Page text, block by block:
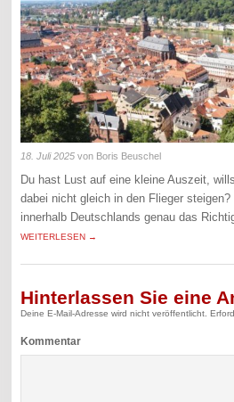
18. Juli 2025 von Boris Beuschel
Du hast Lust auf eine kleine Auszeit,
dabei nicht gleich in den Flieger
innerhalb Deutschlands genau das
WEITERLESEN →
Hinterlassen Sie eine
Deine E-Mail-Adresse wird nicht veröffentlicht.
Kommentar